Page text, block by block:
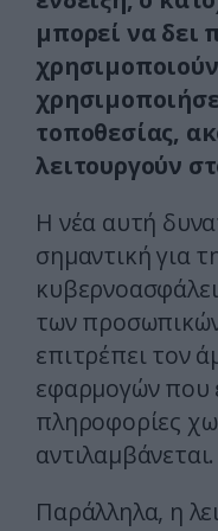
μπορεί να δει
τοποθεσίας,
λειτουργούν
Η νέα αυτή
σημαντική για
των
επιτρέπει τον
εφαρμογών που
πληροφορίες
αντιλαμβάνεται.
Παράλληλα, η